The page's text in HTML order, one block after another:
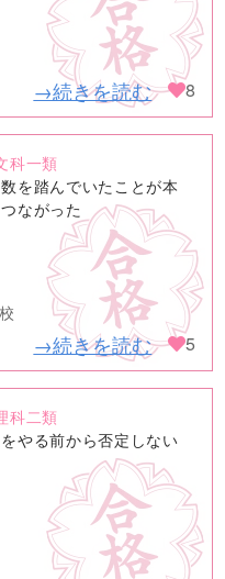
→続きを読む 8
科一類
を踏んでいたことが本
ながった
→続きを読む 5
科二類
やる前から否定しない